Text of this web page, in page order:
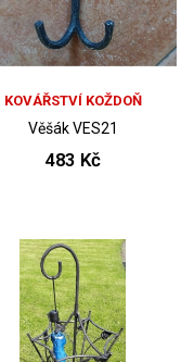
KOVÁŘSTVÍ KOŽDOŇ
Věšák VES21
483 Kč